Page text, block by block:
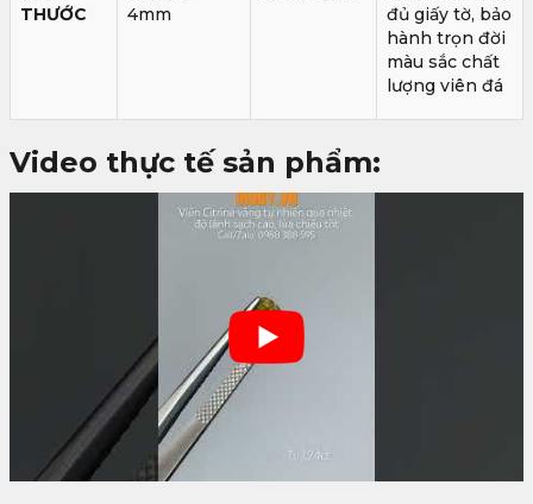
THƯỚC
4mm
đủ giấy tờ, bảo
hành trọn đời
màu sắc chất
lượng viên đá
Video thực tế sản phẩm: